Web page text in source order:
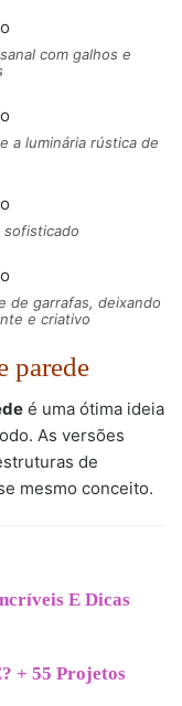
com galhos e
a luminária rústica de
sofisticado
de garrafas, deixando
e criativo
parede
é uma ótima ideia
As versões
de
mesmo conceito.
E Dicas
+ 55 Projetos